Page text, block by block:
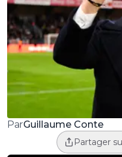
ParGuillaume Conte
Partager